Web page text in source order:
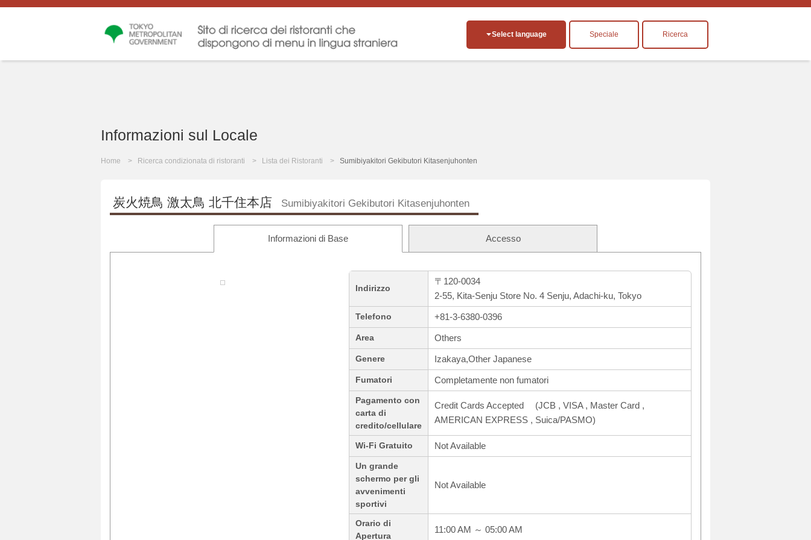
Select language Speciale Ricerca
Informazioni sul Locale
Home Ricerca condizionata di ristoranti Lista dei Ristoranti Sumibiyakitori Gekibutori Kitasenjuhonten
炭火焼鳥 激太鳥 北千住本店 Sumibiyakitori Gekibutori Kitasenjuhonten
Informazioni di Base Accesso
Indirizzo
〒120-0034
2-55, Kita-Senju Store No. 4 Senju, Adachi-ku, Tokyo
Telefono +81-3-6380-0396
Area Others
Genere Izakaya,Other Japanese
Fumatori Completamente non fumatori
Pagamento con
carta di
credito/cellulare
Credit Cards Accepted (JCB , VISA , Master Card ,
AMERICAN EXPRESS , Suica/PASMO)
Wi-Fi Gratuito Not Available
Un grande
schermo per gli
avvenimenti
sportivi
Not Available
Orario di
Apertura
11:00 AM ～ 05:00 AM